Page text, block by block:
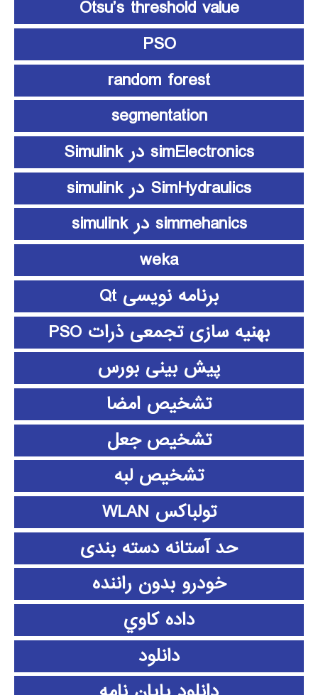
Otsu’s threshold value
PSO
random forest
segmentation
simElectronics در Simulink
SimHydraulics در simulink
simmehanics در simulink
weka
برنامه نویسی Qt
بهنیه سازی تجمعی ذرات PSO
پیش بینی بورس
تشخیص امضا
تشخیص جعل
تشخیص لبه
تولباکس WLAN
حد آستانه دسته بندی
خودرو بدون راننده
داده كاوي
دانلود